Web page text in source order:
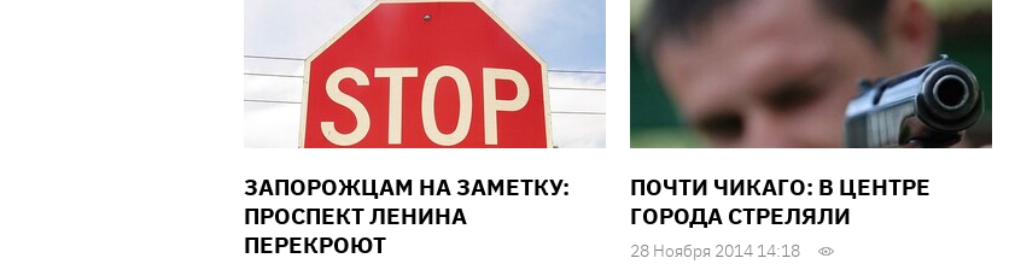
ЗАПОРОЖЦАМ НА ЗАМЕТКУ:
ПРОСПЕКТ ЛЕНИНА
ПЕРЕКРОЮТ
ПОЧТИ ЧИКАГО: В ЦЕНТРЕ
ГОРОДА СТРЕЛЯЛИ
28 Ноября 2014 14:18